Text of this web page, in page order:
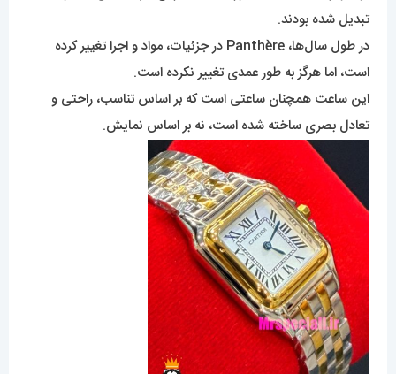
تبدیل شده بودند.
در طول سال‌ها، Panthère در جزئیات، مواد و اجرا تغییر کرده
است، اما هرگز به طور عمدی تغییر نکرده است.
این ساعت همچنان ساعتی است که بر اساس تناسب، راحتی و
تعادل بصری ساخته شده است، نه بر اساس نمایش.